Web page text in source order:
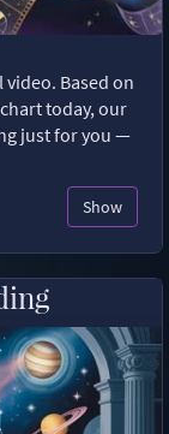
Based on
today, our
just for you —
Show